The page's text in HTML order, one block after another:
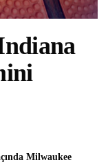
Milwaukee